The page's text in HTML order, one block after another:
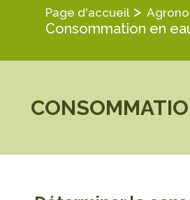
Page d'accueil >
Consommation en